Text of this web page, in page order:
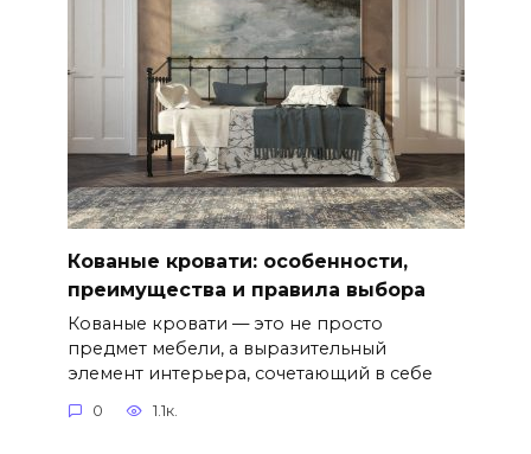
Кованые кровати: особенности,
преимущества и правила выбора
Кованые кровати — это не просто
предмет мебели, а выразительный
элемент интерьера, сочетающий в себе
0 1.1к.